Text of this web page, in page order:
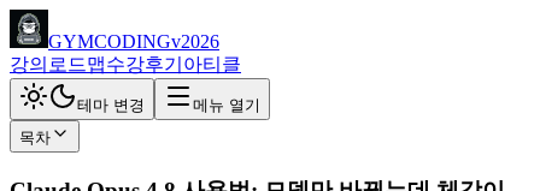
GYMCODINGv2026
강의 로드맵수강후기 아티클
테마 변경
메뉴 열기
목차